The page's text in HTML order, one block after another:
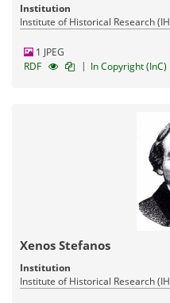
Institution
Institute of Historical Research
1 JPEG
RDF
| In Copyright (InC)
Xenos Stefanos
Institution
Institute of Historical Research